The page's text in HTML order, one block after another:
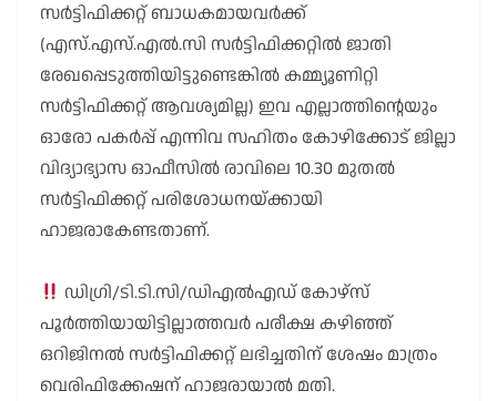
സർട്ടിഫിക്കറ്റ് ബാധകമായവർക്ക്
(എസ്.എസ്.എൽ.സി സർട്ടിഫിക്കറ്റിൽ ജാതി
രേഖപ്പെടുത്തിയിട്ടുണ്ടെങ്കിൽ കമ്മ്യൂണിറ്റി
സർട്ടിഫിക്കറ്റ് ആവശ്യമില്ല) ഇവ എല്ലാത്തിന്റെയും
ഓരോ പകർപ്പ് എന്നിവ സഹിതം കോഴിക്കോട് ജില്ലാ
വിദ്യാഭ്യാസ ഓഫീസിൽ രാവിലെ 10.30 മുതൽ
സർട്ടിഫിക്കറ്റ് പരിശോധനയ്ക്കായി
ഹാജരാകേണ്ടതാണ്.
ഡിഗ്രി/ടി.ടി.സി/ഡിഎൽഎഡ് കോഴ്സ്
പൂർത്തിയായിട്ടില്ലാത്തവർ പരീക്ഷ കഴിഞ്ഞ്
ഒറിജിനൽ സർട്ടിഫിക്കറ്റ് ലഭിച്ചതിന് ശേഷം മാത്രം
വെരിഫിക്കേഷന് ഹാജരായാൽ മതി.